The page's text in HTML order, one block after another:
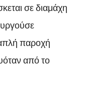
σε διαμάχη
παροχή
από το